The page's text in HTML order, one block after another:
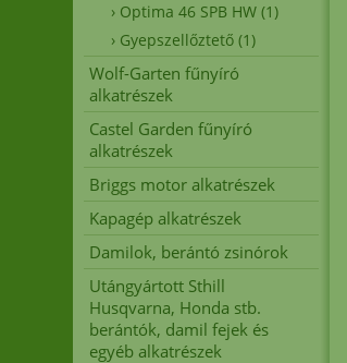
› Optima 46 SPB HW (1)
› Gyepszellőztető (1)
Wolf-Garten fűnyíró
alkatrészek
Castel Garden fűnyíró
alkatrészek
Briggs motor alkatrészek
Kapagép alkatrészek
Damilok, berántó zsinórok
Utángyártott Sthill
Husqvarna, Honda stb.
berántók, damil fejek és
egyéb alkatrészek